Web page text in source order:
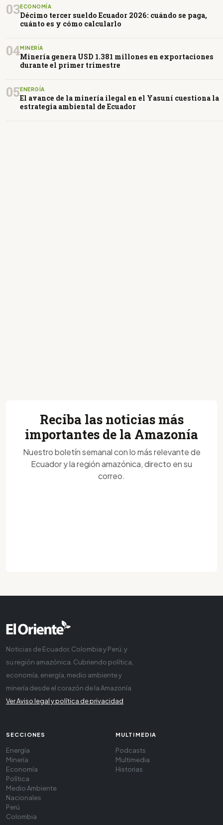
03ECONOMÍA
Décimo tercer sueldo Ecuador 2026: cuándo se paga,
cuánto es y cómo calcularlo
04MINERÍA
Minería genera USD 1.381 millones en exportaciones
durante el primer trimestre
05 ENERGÍA
El avance de la minería ilegal en el Yasuní cuestiona la
estrategia ambiental de Ecuador
Reciba las noticias más
importantes de la Amazonía
Nuestro boletín semanal con lo más relevante de
Ecuador y la región amazónica, directo en su
correo.
Noticias de Ecuador, Colombia y Perú, y
su región amazónica. Cubriendo política,
economía, energía, medio ambiente y
minería desde el corazón de la Amazonía
Ver Aviso legal y política de privacidad
SECCIONES
Energía
Minería
Economía
Política
Medio Ambiente
Nacionales
Perú
Colombia
MULTIMEDIA
Podcasts
Multimedia
Historias